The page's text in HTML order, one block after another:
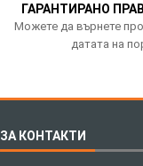
ГАРАНТИРАНО
Можете да върнете
датата на
ЗА КОНТАКТИ